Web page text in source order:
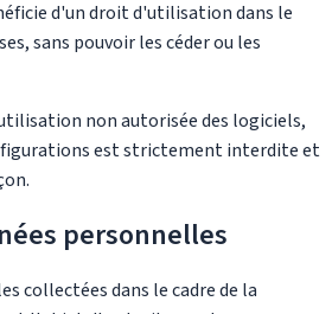
d'un droit d'utilisation dans le
sans pouvoir les céder ou les
non autorisée des logiciels,
est strictement interdite et
personnelles
collectées dans le cadre de la